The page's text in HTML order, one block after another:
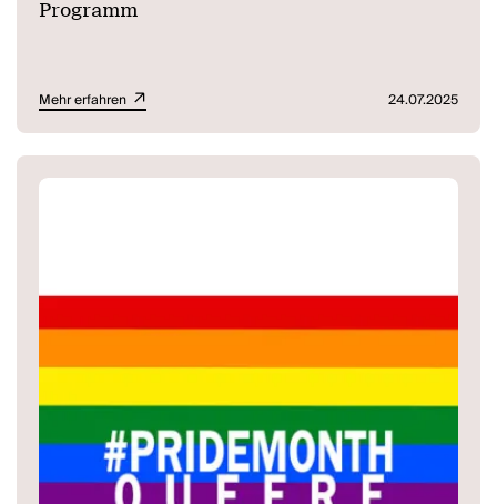
Programm
Mehr erfahren 24.07.2025